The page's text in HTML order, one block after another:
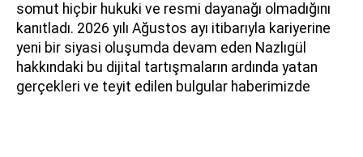
somut hiçbir hukuki ve resmi dayanağı olmadığını
kanıtladı. 2026 yılı Ağustos ayı itibarıyla kariyerine
yeni bir siyasi oluşumda devam eden Nazlıgül
hakkındaki bu dijital tartışmaların ardında yatan
gerçekleri ve teyit edilen bulgular haberimizde